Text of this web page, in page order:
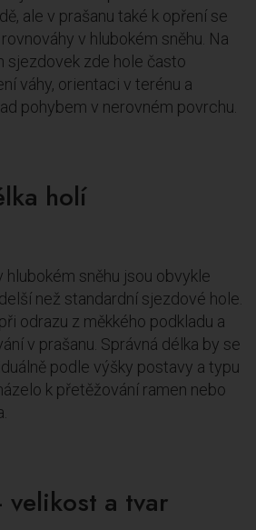
ale v prašanu také k opření se
v hlubokém sněhu. Na
sjezdovek zde hole často
váhy, orientaci v terénu a
pohybem v nerovném povrchu.
holí
sněhu jsou obvykle
než standardní sjezdové hole.
odrazu z měkkého podkladu a
v prašanu. Správná délka by se
podle výšky postavy a typu
k přetěžování ramen nebo
velikost a tvar